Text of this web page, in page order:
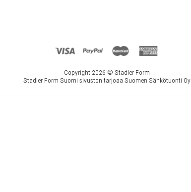
Copyright 2026 © Stadler Form
Stadler Form Suomi sivuston tarjoaa Suomen Sähkötuonti Oy